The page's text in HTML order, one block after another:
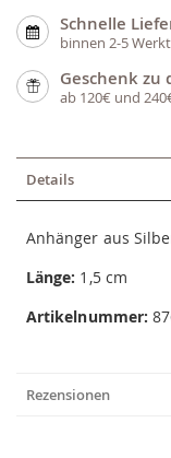
Schnelle
binnen 2-5
Geschenk zu
ab 120€ und
Details
Anhänger aus
Länge: 1,5 cm
Artikelnummer:
Rezensionen